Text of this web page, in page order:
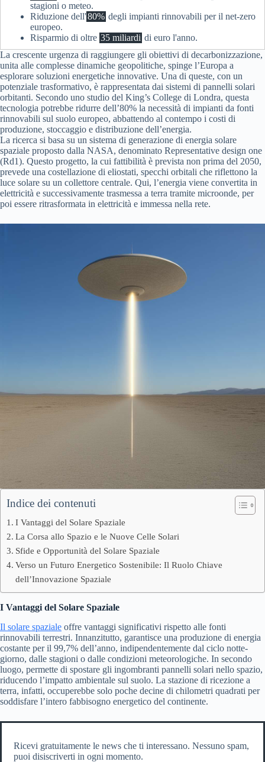
stagioni o meteo.
Riduzione dell'80% degli impianti rinnovabili per il net-zero
europeo.
Risparmio di oltre 35 miliardi di euro l'anno.
La crescente urgenza di raggiungere gli obiettivi di decarbonizzazione,
unita alle complesse dinamiche geopolitiche, spinge l’Europa a
esplorare soluzioni energetiche innovative. Una di queste, con un
potenziale trasformativo, è rappresentata dai sistemi di pannelli solari
orbitanti. Secondo uno studio del King’s College di Londra, questa
tecnologia potrebbe ridurre dell’80% la necessità di impianti da fonti
rinnovabili sul suolo europeo, abbattendo al contempo i costi di
produzione, stoccaggio e distribuzione dell’energia.
La ricerca si basa su un sistema di generazione di energia solare
spaziale proposto dalla NASA, denominato Representative design one
(Rd1). Questo progetto, la cui fattibilità è prevista non prima del 2050,
prevede una costellazione di eliostati, specchi orbitali che riflettono la
luce solare su un collettore centrale. Qui, l’energia viene convertita in
elettricità e successivamente trasmessa a terra tramite microonde, per
poi essere ritrasformata in elettricità e immessa nella rete.
Indice dei contenuti
I Vantaggi del Solare Spaziale
La Corsa allo Spazio e le Nuove Celle Solari
Sfide e Opportunità del Solare Spaziale
Verso un Futuro Energetico Sostenibile: Il Ruolo Chiave
dell’Innovazione Spaziale
I Vantaggi del Solare Spaziale
Il solare spaziale offre vantaggi significativi rispetto alle fonti
rinnovabili terrestri. Innanzitutto, garantisce una produzione di energia
costante per il 99,7% dell’anno, indipendentemente dal ciclo notte-
giorno, dalle stagioni o dalle condizioni meteorologiche. In secondo
luogo, permette di spostare gli ingombranti pannelli solari nello spazio,
riducendo l’impatto ambientale sul suolo. La stazione di ricezione a
terra, infatti, occuperebbe solo poche decine di chilometri quadrati per
soddisfare l’intero fabbisogno energetico del continente.
Ricevi gratuitamente le news che ti interessano. Nessuno spam,
puoi disiscriverti in ogni momento.